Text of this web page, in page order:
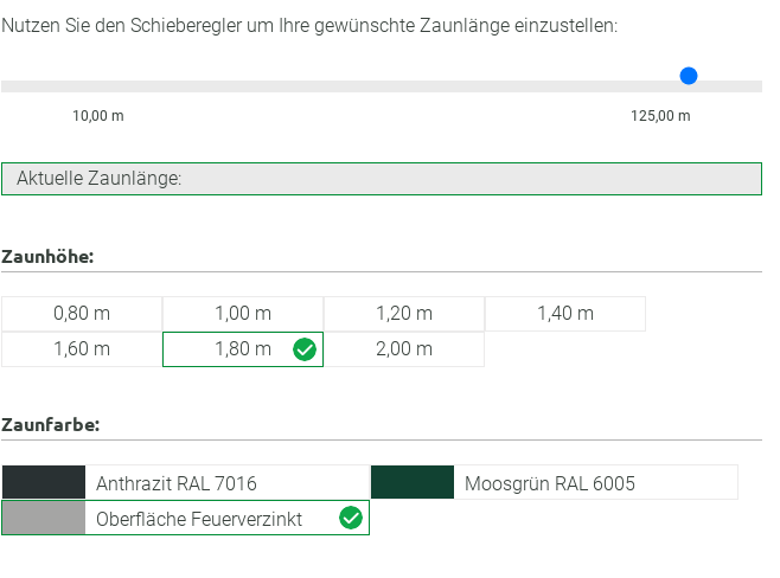
Nutzen Sie den Schieberegler um Ihre gewünschte Zaunlänge einzustellen:
Aktuelle Zaunlänge:
10,00 m 125,00 m
Zaunhöhe:
0,80 m 1,00 m 1,20 m
1,40 m
1,60 m
1,80 m 2,00 m
Zaunfarbe:
Anthrazit RAL 7016
Moosgrün RAL 6005
Oberfläche Feuerverzinkt